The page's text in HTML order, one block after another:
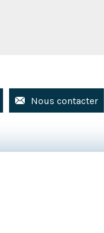
Nous contacter